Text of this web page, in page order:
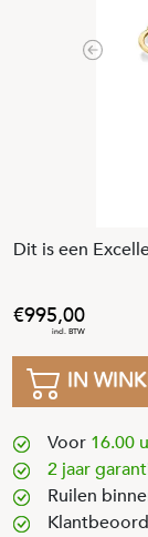
Dit is een
995,00
IN
Voor 16.00
2 jaar
Ruilen